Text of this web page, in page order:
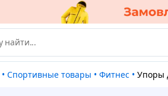
• Спортивные товары • Фитнес •